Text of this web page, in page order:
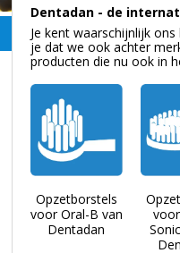
Dentadan - de
Je kent waarschijnlijk
je dat we ook achter
producten die nu ook in
Opzetborstels
voor Oral-B van
Dentadan